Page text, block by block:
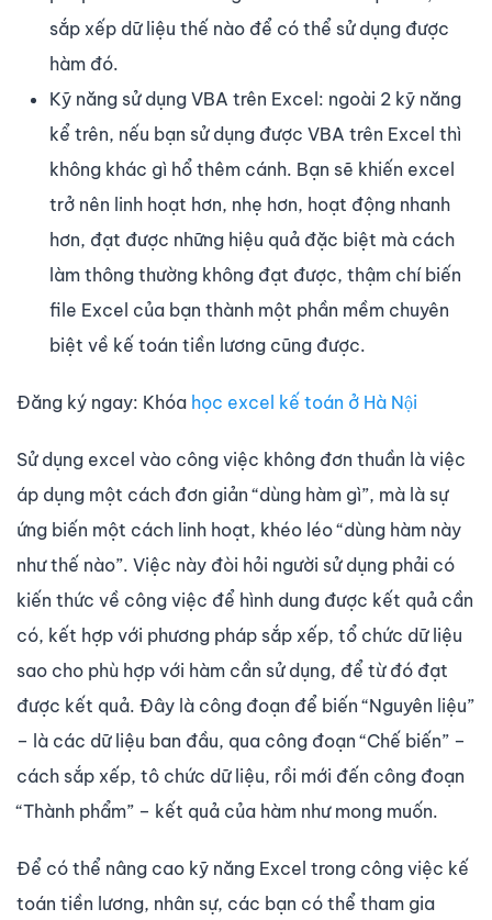
sắp xếp dữ liệu thế nào để có thể sử dụng được
hàm đó.
Kỹ năng sử dụng VBA trên Excel: ngoài 2 kỹ năng
kể trên, nếu bạn sử dụng được VBA trên Excel thì
không khác gì hổ thêm cánh. Bạn sẽ khiến excel
trở nên linh hoạt hơn, nhẹ hơn, hoạt động nhanh
hơn, đạt được những hiệu quả đặc biệt mà cách
làm thông thường không đạt được, thậm chí biến
file Excel của bạn thành một phần mềm chuyên
biệt về kế toán tiền lương cũng được.
Đăng ký ngay: Khóa học excel kế toán ở Hà Nội
Sử dụng excel vào công việc không đơn thuần là việc
áp dụng một cách đơn giản “dùng hàm gì”, mà là sự
ứng biến một cách linh hoạt, khéo léo “dùng hàm này
như thế nào”. Việc này đòi hỏi người sử dụng phải có
kiến thức về công việc để hình dung được kết quả cần
có, kết hợp với phương pháp sắp xếp, tổ chức dữ liệu
sao cho phù hợp với hàm cần sử dụng, để từ đó đạt
được kết quả. Đây là công đoạn để biến “Nguyên liệu”
– là các dữ liệu ban đầu, qua công đoạn “Chế biến” –
cách sắp xếp, tô chức dữ liệu, rồi mới đến công đoạn
“Thành phẩm” – kết quả của hàm như mong muốn.
Để có thể nâng cao kỹ năng Excel trong công việc kế
toán tiền lương, nhân sự, các bạn có thể tham gia